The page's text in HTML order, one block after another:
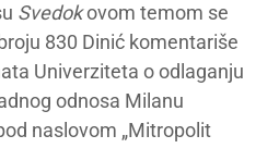
Svedokovom temom se
830 Dinić komentariše
Univerziteta o odlaganju
odnosa Milanu
naslovom „Mitropolit